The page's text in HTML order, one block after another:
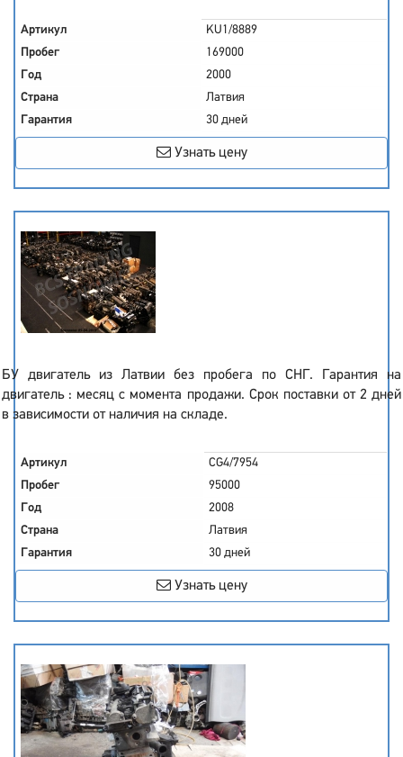
Артикул
KU1/8889
Пробег
169000
Год
2000
Страна
Латвия
Гарантия
30 дней
Узнать цену
БУ двигатель из Латвии без пробега по СНГ. Гарантия на
двигатель : месяц с момента продажи. Срок поставки от 2 дней
в зависимости от наличия на складе.
Артикул
CG4/7954
Пробег
95000
Год
2008
Страна
Латвия
Гарантия
30 дней
Узнать цену